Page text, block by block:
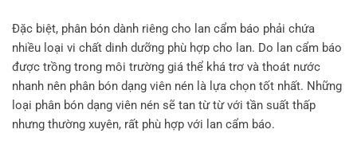
Đặc biệt, phân bón dành riêng cho lan cẩm báo phải chứa
nhiều loại vi chất dinh dưỡng phù hợp cho lan. Do lan cẩm báo
được trồng trong môi trường giá thể khá trơ và thoát nước
nhanh nên phân bón dạng viên nén là lựa chọn tốt nhất. Những
loại phân bón dạng viên nén sẽ tan từ từ với tần suất thấp
nhưng thường xuyên, rất phù hợp với lan cẩm báo.